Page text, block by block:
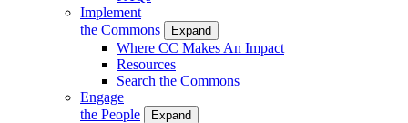
Implement
the Commons
Expand
Where CC Makes An Impact
Resources
Search the Commons
Engage
the People
Expand